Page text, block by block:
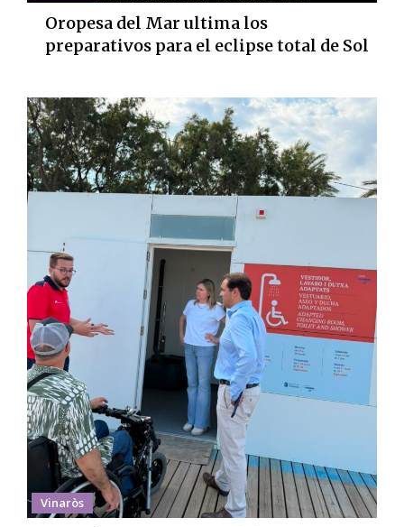
Oropesa del Mar ultima los
preparativos para el eclipse total de Sol
Vinaròs